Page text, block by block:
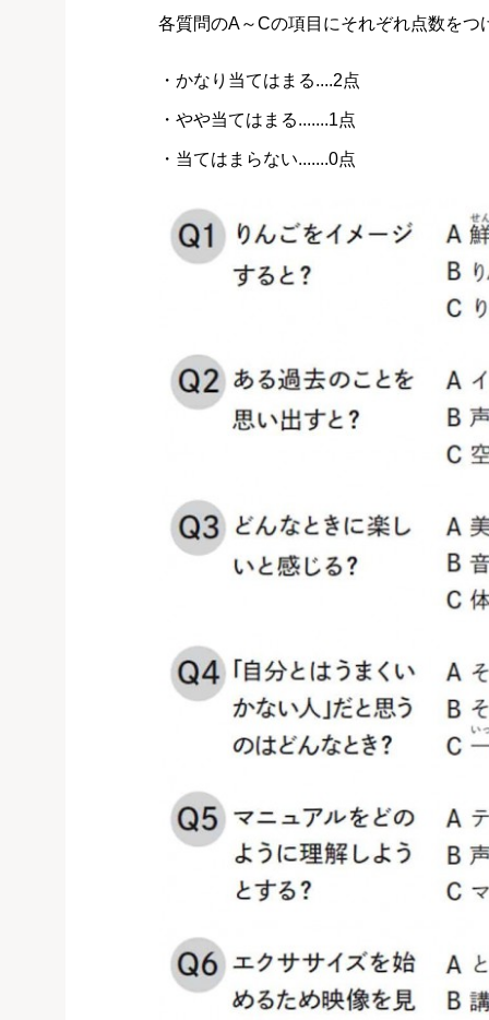
各質問のA～Cの項目にそれぞれ点数を
・かなり当てはまる....2点
・やや当てはまる.......1点
・当てはまらない.......0点